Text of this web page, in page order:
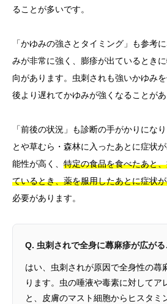
ることが多いです。
「かゆみの強さとタイミング」も参考
みが非常に強く、膨疹が出ているとき
向があります。虫刺されも強いかゆみ
後より遅れてかゆみが強くなることが
「前後の状況」も診断の手がかりにな
とや草むら・森林に入ったあとに症状
能性が高く、 特定の食品を食べたあと
ているとき、薬を服用したあとに症状
必要があります。
Q. 虫刺されで全身に蕁麻疹が広が
はい、虫刺されが原因で全身性の蕁
ります。虫の唾液や毒素に対してア
と、皮膚のマスト細胞からヒスタミ